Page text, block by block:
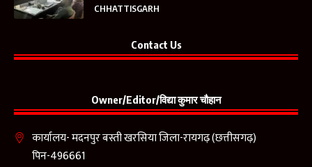
CHHATTISGARH
Contact Us
Owner/Editor/विद्या कुमार चौहान
कार्यालय- मदनपुर बस्ती खरसिया जिला-रायगढ़ (छत्तीसगढ़)
पिन-496661